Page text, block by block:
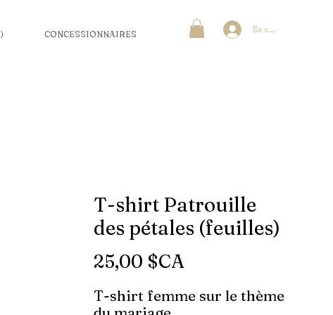
CONCESSIONNAIRES Se connecter
T-shirt Patrouille
des pétales (feuilles)
25,00 $CAPrix
T-shirt femme sur le thème